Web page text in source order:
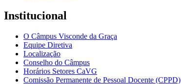
Institucional
O Câmpus Visconde da Graça
Equipe Diretiva
Localização
Conselho do Câmpus
Horários Setores CaVG
Comissão Permanente de Pessoal Docente (CPPD)